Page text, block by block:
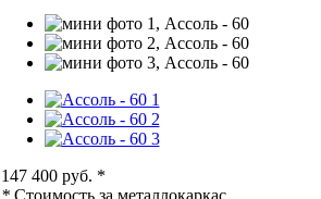
147 400 руб. *